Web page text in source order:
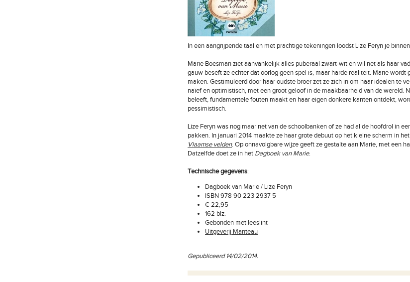
In een aangrijpende taal en met prachtige tekeningen loodst Lize Feryn je
Marie Boesman ziet aanvankelijk alles puberaal zwart-wit en wil net als haar
gauw beseft ze echter dat oorlog geen spel is, maar harde realiteit. Marie wordt
maken. Gestimuleerd door haar oudste broer zet ze zich in om haar idealen te
naïef en optimistisch, met een groot geloof in de maakbaarheid van de wereld.
beleeft, fundamentele fouten maakt en haar eigen donkere kanten ontdekt,
pessimistisch.
Lize Feryn was nog maar net van de schoolbanken of ze had al de hoofdrol in
pakken. In januari 2014 maakte ze haar grote debuut op het kleine scherm in
Vlaamse velden. Op onnavolgbare wijze geeft ze gestalte aan Marie, met een
Datzelfde doet ze in het Dagboek van Marie.
Technische gegevens:
Dagboek van Marie / Lize Feryn
ISBN 978 90 223 2937 5
€ 22,95
162 blz.
Gebonden met leeslint
Uitgeverij Manteau
Gepubliceerd 14/02/2014.